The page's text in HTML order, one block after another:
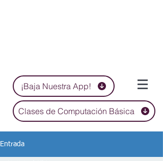
¡Baja Nuestra App!
Clases de Computación Básica
Entrada